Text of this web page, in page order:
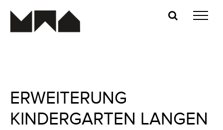
Inhalt
springen
ERWEITERUNG
KINDERGARTEN LANGEN